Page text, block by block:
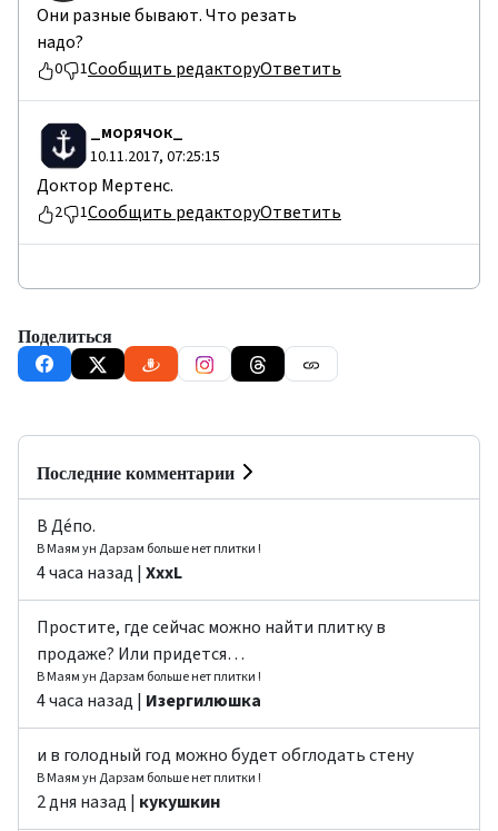
Они разные бывают. Что резать
надо?
0 1Сообщить редакторуОтветить
_морячок_
10.11.2017, 07:25:15
Доктор Мертенс.
2 1Сообщить редакторуОтветить
Поделиться
Последние комментарии
В Де́по.
В Маям ун Дарзам больше нет плитки !
4 часа назад | ХххL
Простите, где сейчас можно найти плитку в
продаже? Или придется…
В Маям ун Дарзам больше нет плитки !
4 часа назад | Изергилюшка
и в голодный год можно будет обглодать стену
В Маям ун Дарзам больше нет плитки !
2 дня назад | кукушкин